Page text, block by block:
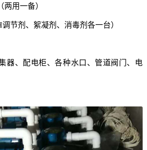
两用一备）
调节剂、絮凝剂、消毒剂各一台）
器、配电柜、各种水口、管道阀门、电